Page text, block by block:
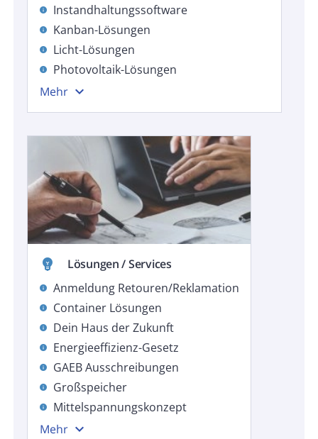
info Instandhaltungssoftware
info Kanban-Lösungen
info Licht-Lösungen
info
Photovoltaik-Lösungen
Mehr expand_more
emoji_objects Lösungen / Services
info Anmeldung Retouren/Reklamation
info Container Lösungen
info Dein Haus der Zukunft
info Energieeffizienz-Gesetz
info GAEB Ausschreibungen
info Großspeicher
info
Mittelspannungskonzept
Mehr expand_more